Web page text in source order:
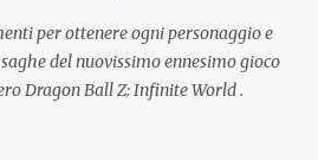
per ottenere ogni personaggio e
del nuovissimo ennesimo gioco
Dragon Ball Z: Infinite World .